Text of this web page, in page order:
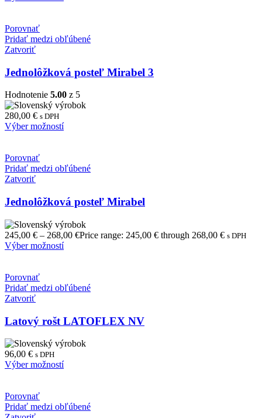
Porovnať
Pridať medzi obľúbené
Zatvoriť
Jednolôžková posteľ Mirabel 3
Hodnotenie 5.00 z 5
280,00 € s DPH
Výber možností
Porovnať
Pridať medzi obľúbené
Zatvoriť
Jednolôžková posteľ Mirabel
245,00 € – 268,00 €Price range: 245,00 € through 268,00 € s DPH
Výber možností
Porovnať
Pridať medzi obľúbené
Zatvoriť
Latový rošt LATOFLEX NV
96,00 € s DPH
Výber možností
Porovnať
Pridať medzi obľúbené